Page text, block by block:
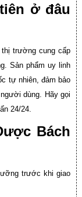
ở đâu
trường cung cấp
Sản phẩm uy linh
tự nhiên, đảm bảo
dùng. Hãy gọi
24/24.
Bách
trước khi giao